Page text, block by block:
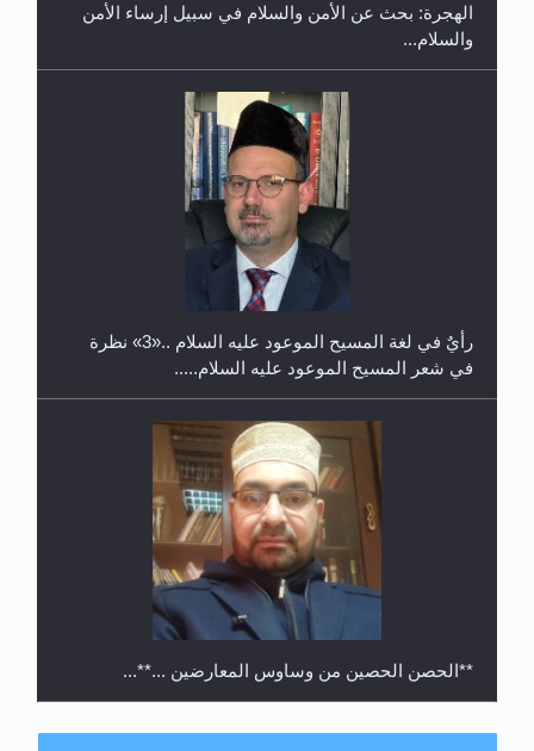
معرض القرآن الكريم لمدة ثلاثين يوما في مكتبة مدينة
ريهيماكي في فنلند
رأيٌ في لغة المسيح الموعود عليه السلام ..«3» نظرة
في شعر المسيح الموعود عليه السلام.....
**الحصن الحصين من وساوس المعارضين ...**...
متطلَّبات التّحريك الجديد...
مسائل فقهية